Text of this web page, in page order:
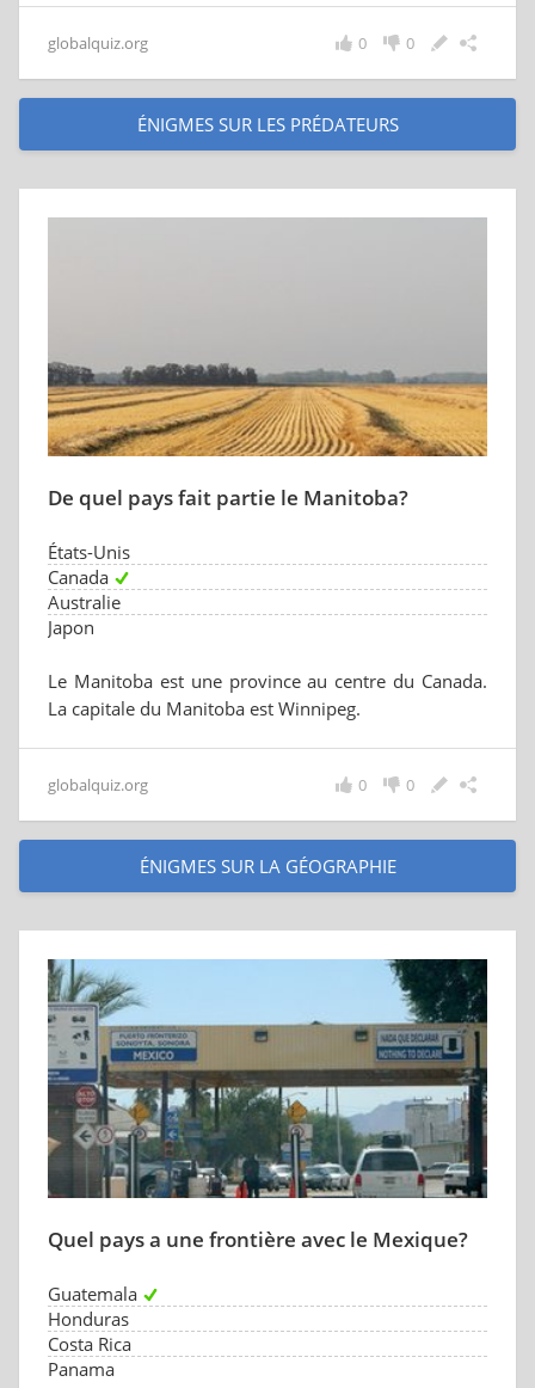
globalquiz.org 0
0
ÉNIGMES SUR LES PRÉDATEURS
De quel pays fait partie le Manitoba?
États-Unis
Canada
Australie
Japon
Le Manitoba est une province au centre du Canada.
La capitale du Manitoba est Winnipeg.
globalquiz.org 0
0
ÉNIGMES SUR LA GÉOGRAPHIE
Quel pays a une frontière avec le Mexique?
Guatemala
Honduras
Costa Rica
Panama